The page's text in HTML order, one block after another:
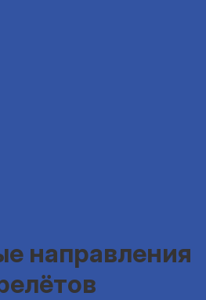
направления